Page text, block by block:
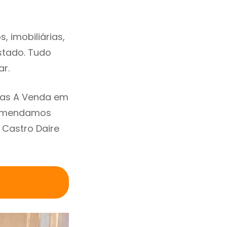
imobiliárias,
Tudo
A Venda em
Daire